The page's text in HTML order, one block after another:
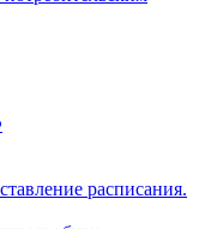
расписания.